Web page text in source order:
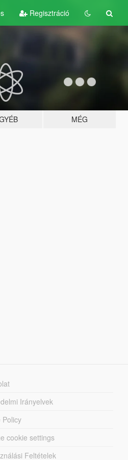
Regisztráció
MÉG
Irányelvek
Policy
cookie settings
Feltételek